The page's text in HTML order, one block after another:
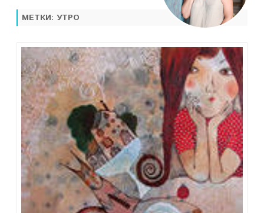
МЕТКИ: УТРО